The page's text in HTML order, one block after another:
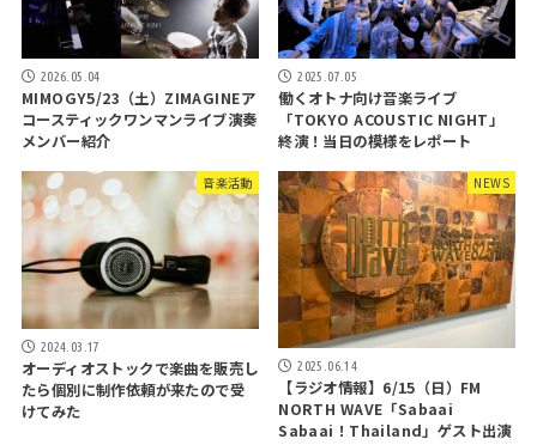
2026.05.04
MIMOGY5/23（土）ZIMAGINEア
コースティックワンマンライブ演奏
メンバー紹介
2025.07.05
働くオトナ向け音楽ライブ
「TOKYO ACOUSTIC NIGHT」
終演！当日の模様をレポート
音楽活動
2024.03.17
オーディオストックで楽曲を販売し
たら個別に制作依頼が来たので受
けてみた
NEWS
2025.06.14
【ラジオ情報】6/15（日）FM
NORTH WAVE「Sabaai
Sabaai！Thailand」ゲスト出演